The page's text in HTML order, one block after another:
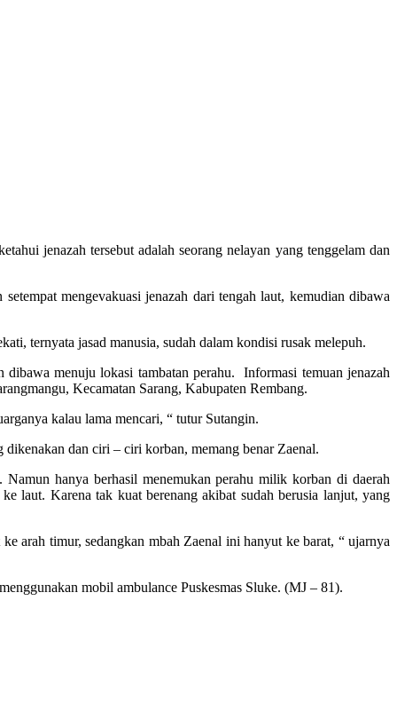
jenazah tersebut adalah seorang nelayan yang tenggelam dan
mengevakuasi jenazah dari tengah laut, kemudian dibawa
ternyata jasad manusia, sudah dalam kondisi rusak melepuh.
dibawa menuju lokasi tambatan perahu. Informasi temuan jenazah
Kecamatan Sarang, Kabupaten Rembang.
kalau lama mencari, “ tutur Sutangin.
dan ciri – ciri korban, memang benar Zaenal.
hanya berhasil menemukan perahu milik korban di daerah
laut. Karena tak kuat berenang akibat sudah berusia lanjut, yang
arah timur, sedangkan mbah Zaenal ini hanyut ke barat, “ ujarnya
mobil ambulance Puskesmas Sluke. (MJ – 81).